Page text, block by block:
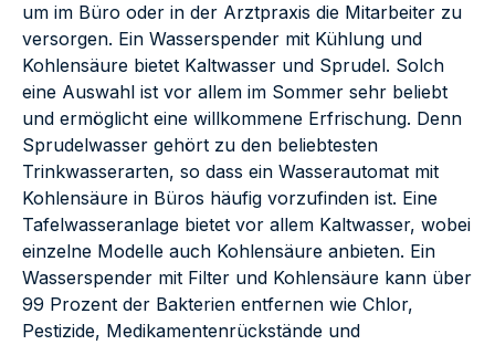
um im Büro oder in der Arztpraxis die Mitarbeiter zu
versorgen. Ein Wasserspender mit Kühlung und
Kohlensäure bietet Kaltwasser und Sprudel. Solch
eine Auswahl ist vor allem im Sommer sehr beliebt
und ermöglicht eine willkommene Erfrischung. Denn
Sprudelwasser gehört zu den beliebtesten
Trinkwasserarten, so dass ein Wasserautomat mit
Kohlensäure in Büros häufig vorzufinden ist. Eine
Tafelwasseranlage bietet vor allem Kaltwasser, wobei
einzelne Modelle auch Kohlensäure anbieten. Ein
Wasserspender mit Filter und Kohlensäure kann über
99 Prozent der Bakterien entfernen wie Chlor,
Pestizide, Medikamentenrückstände und